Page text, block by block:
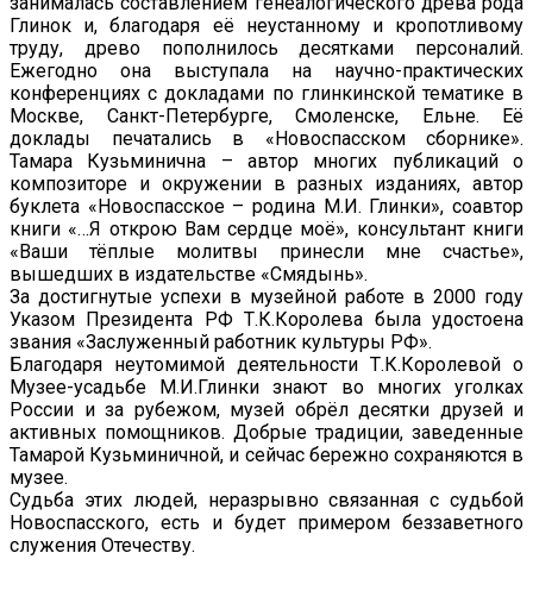
Глинок и, благодаря её неустанному и кропотливому
труду, древо пополнилось десятками персоналий.
Ежегодно она выступала на научно-практических
конференциях с докладами по глинкинской тематике в
Москве, Санкт-Петербурге, Смоленске, Ельне. Её
доклады печатались в «Новоспасском сборнике».
Тамара Кузьминична – автор многих публикаций о
композиторе и окружении в разных изданиях, автор
буклета «Новоспасское – родина М.И. Глинки», соавтор
книги «…Я открою Вам сердце моё», консультант книги
«Ваши тёплые молитвы принесли мне счастье»,
вышедших в издательстве «Смядынь».
За достигнутые успехи в музейной работе в 2000 году
Указом Президента РФ Т.К.Королева была удостоена
звания «Заслуженный работник культуры РФ».
Благодаря неутомимой деятельности Т.К.Королевой о
Музее-усадьбе М.И.Глинки знают во многих уголках
России и за рубежом, музей обрёл десятки друзей и
активных помощников. Добрые традиции, заведенные
Тамарой Кузьминичной, и сейчас бережно сохраняются в
музее.
Судьба этих людей, неразрывно связанная с судьбой
Новоспасского, есть и будет примером беззаветного
служения Отечеству.